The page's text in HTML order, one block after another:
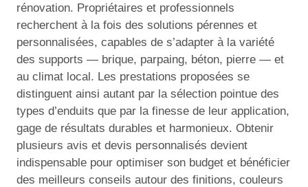
rénovation. Propriétaires et professionnels
recherchent à la fois des solutions pérennes et
personnalisées, capables de s’adapter à la variété
des supports — brique, parpaing, béton, pierre — et
au climat local. Les prestations proposées se
distinguent ainsi autant par la sélection pointue des
types d’enduits que par la finesse de leur application,
gage de résultats durables et harmonieux. Obtenir
plusieurs avis et devis personnalisés devient
indispensable pour optimiser son budget et bénéficier
des meilleurs conseils autour des finitions, couleurs